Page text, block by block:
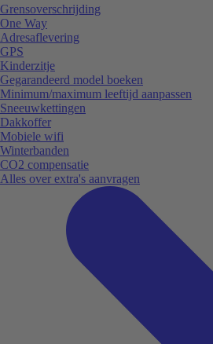
Grensoverschrijding
One Way
Adresaflevering
GPS
Kinderzitje
Gegarandeerd model boeken
Minimum/maximum leeftijd aanpassen
Sneeuwkettingen
Dakkoffer
Mobiele wifi
Winterbanden
CO2 compensatie
Alles over extra's aanvragen